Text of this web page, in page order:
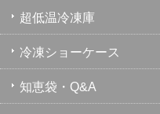
超低温冷凍庫
冷凍ショーケース
知恵袋・Q&A